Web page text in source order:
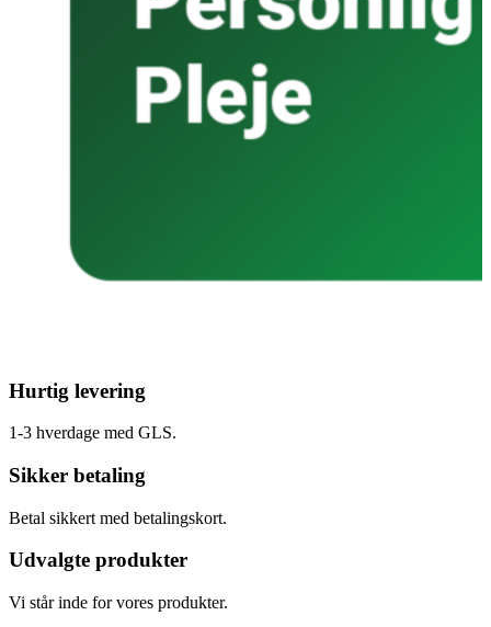
Hurtig levering
1-3 hverdage med GLS.
Sikker betaling
Betal sikkert med betalingskort.
Udvalgte produkter
Vi står inde for vores produkter.